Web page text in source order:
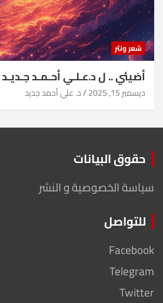
شعر ونثر
أضيئي .. ل د.عـلـي أحـمـد جـديـد
ديسمبر 15, 2025 د. علي أحمد جديد
حقوق البيانات
سياسة الخصوصية و النشر
للتواصل
Facebook
Telegram
Twitter